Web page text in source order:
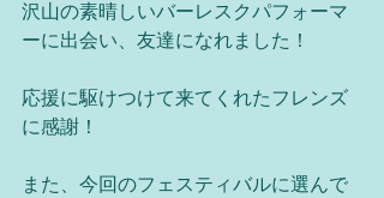
沢山の素晴しいバーレスクパフォーマ
ーに出会い、友達になれました！
応援に駆けつけて来てくれたフレンズ
に感謝！
また、今回のフェスティバルに選んで